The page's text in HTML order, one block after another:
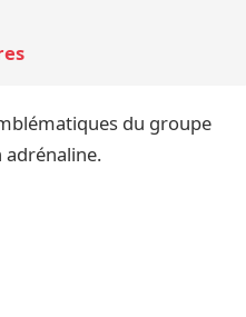
du groupe
adrénaline.